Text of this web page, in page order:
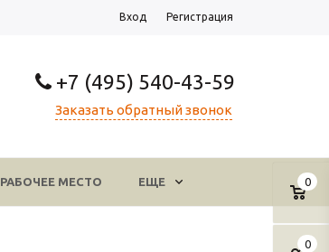
Вход Регистрация
+7 (495) 540-43-59
Заказать обратный звонок
0
0
РАБОЧЕЕ МЕСТО ЕЩЕ